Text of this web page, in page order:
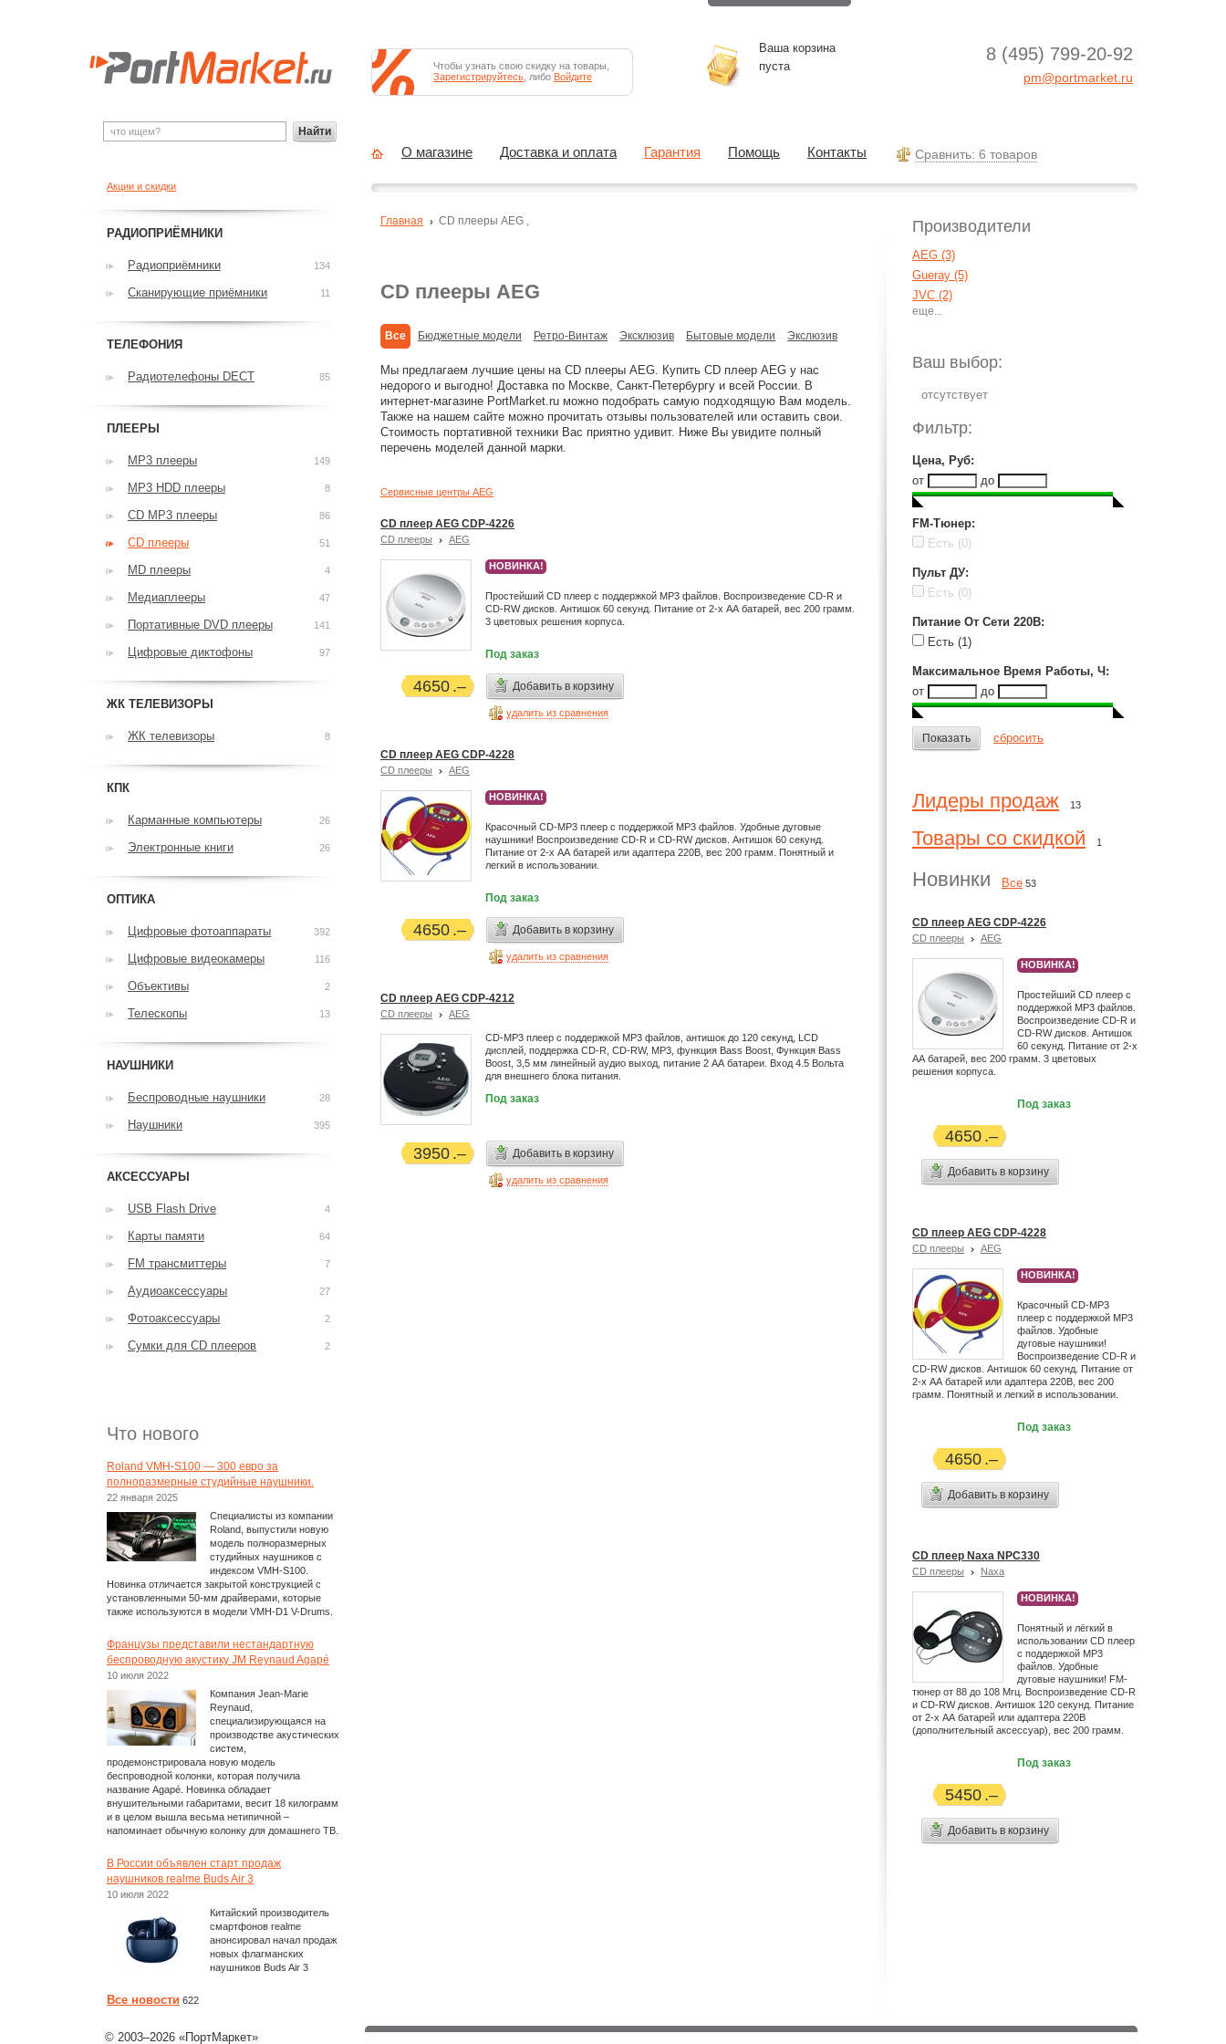
CD плееры AEG
Все Бюджетные модели Ретро-Винтаж Эксклюзив Бытовые модели Экслюзив
Мы предлагаем лучшие цены на CD плееры AEG. Купить CD плеер AEG у нас
недорого и выгодно! Доставка по Москве, Санкт-Петербургу и всей России. В
интернет-магазине PortMarket.ru можно подобрать самую подходящую Вам модель.
Также на нашем сайте можно прочитать отзывы пользователей или оставить свои.
Стоимость портативной техники Вас приятно удивит. Ниже Вы увидите полный
перечень моделей данной марки.
Сервисные центры AEG
CD плеер AEG CDP-4226
CD плееры AEG
НОВИНКА!
Простейший CD плеер с поддержкой MP3 файлов. Воспроизведение CD-R и
CD-RW дисков. Антишок 60 секунд. Питание от 2-х АА батарей, вес 200 грамм.
3 цветовых решения корпуса.
Под заказ
4650 Добавить в корзину
удалить из сравнения
CD плеер AEG CDP-4228
CD плееры AEG
НОВИНКА!
Красочный CD-MP3 плеер с поддержкой MP3 файлов. Удобные дуговые
наушники! Воспроизведение CD-R и CD-RW дисков. Антишок 60 секунд.
Питание от 2-х АА батарей или адаптера 220В, вес 200 грамм. Понятный и
легкий в использовании.
Под заказ
4650 Добавить в корзину
удалить из сравнения
CD плеер AEG CDP-4212
CD плееры AEG
CD-MP3 плеер с поддержкой MP3 файлов, антишок до 120 секунд, LCD
дисплей, поддержка CD-R, CD-RW, MP3, функция Bass Boost, Функция Bass
Boost, 3,5 мм линейный аудио выход, питание 2 АА батареи. Вход 4.5 Вольта
для внешнего блока питания.
Под заказ
3950 Добавить в корзину
удалить из сравнения
Главная CD плееры AEG , Производители
AEG (3)
Gueray (5)
JVC (2)
Naxa (1)
Philips (2)
Vitek (1)
Ваш выбор:
Фильтр:
Цена, Руб:
от
до
FM-Тюнер:
Есть (0)
Пульт ДУ:
Есть (0)
Питание От Сети 220В:
Есть (1)
Максимальное Время Работы, Ч :
от
до
Показать сбросить
Лидеры продаж 13
Товары со скидкой 1
Новинки Все 53
CD плеер AEG CDP-4226
CD плееры AEG
НОВИНКА!
Простейший CD плеер с
поддержкой MP3 файлов.
Воспроизведение CD-R и
CD-RW дисков. Антишок
60 секунд. Питание от 2-х
АА батарей, вес 200 грамм. 3 цветовых
решения корпуса.
Под заказ
4650
Добавить в корзину
CD плеер AEG CDP-4228
CD плееры AEG
НОВИНКА!
Красочный CD-MP3
плеер с поддержкой MP3
файлов. Удобные
дуговые наушники!
Воспроизведение CD-R и
CD-RW дисков. Антишок 60 секунд. Питание от
2-х АА батарей или адаптера 220В, вес 200
грамм. Понятный и легкий в использовании.
Под заказ
4650
Добавить в корзину
CD плеер Naxa NPC330
CD плееры Naxa
НОВИНКА!
Понятный и лёгкий в
использовании CD плеер
с поддержкой MP3
файлов. Удобные
дуговые наушники! FM-
тюнер от 88 до 108 Мгц. Воспроизведение CD-R
и CD-RW дисков. Антишок 120 секунд. Питание
от 2-х АА батарей или адаптера 220В
(дополнительный аксессуар), вес 200 грамм.
Под заказ
5450
Добавить в корзину
Акции и скидки
РАДИОПРИЁМНИКИ
Радиоприёмники 134
Сканирующие приёмники 11
ТЕЛЕФОНИЯ
Радиотелефоны DECT 85
ПЛЕЕРЫ
MP3 плееры 149
MP3 HDD плееры 8
CD MP3 плееры 86
CD плееры 51
MD плееры 4
Медиаплееры 47
Портативные DVD плееры 141
Цифровые диктофоны 97
ЖК ТЕЛЕВИЗОРЫ
ЖК телевизоры 8
КПК
Карманные компьютеры 26
Электронные книги 26
ОПТИКА
Цифровые фотоаппараты 392
Цифровые видеокамеры 116
Объективы 2
Телескопы 13
НАУШНИКИ
Беспроводные наушники 28
Наушники 395
АКСЕССУАРЫ
USB Flash Drive 4
Карты памяти 64
FM трансмиттеры 7
Аудиоаксессуары 27
Фотоаксессуары 2
Сумки для CD плееров 2
Что нового
Roland VMH-S100 — 300 евро за
полноразмерные студийные наушники.
22 января 2025
Специалисты из компании
Roland, выпустили новую
модель полноразмерных
студийных наушников с
индексом VMH-S100.
Новинка отличается закрытой конструкцией с
установленными 50-мм драйверами, которые
также используются в модели VMH-D1 V-Drums.
Французы представили нестандартную
беспроводную акустику JM Reynaud Agapé
10 июля 2022
Компания Jean-Marie
Reynaud,
специализирующаяся на
производстве акустических
систем,
продемонстрировала новую модель
беспроводной колонки, которая получила
название Agapé. Новинка обладает
внушительными габаритами, весит 18 килограмм
и в целом вышла весьма нетипичной –
напоминает обычную колонку для домашнего ТВ.
В России объявлен старт продаж
наушников realme Buds Air 3
10 июля 2022
Китайский производитель
смартфонов realme
анонсировал начал продаж
новых флагманских
наушников Buds Air 3
Все новости 622
Найти
Чтобы узнать свою скидку на товары,
Зарегистрируйтесь , либо Войдите
Ваша корзина
пуста
8 (495) 799-20-92
pm@portmarket.ru
О магазине Доставка и оплата Гарантия Помощь Контакты Cравнить: 6 товаров
© 2003–2026 «ПортМаркет»